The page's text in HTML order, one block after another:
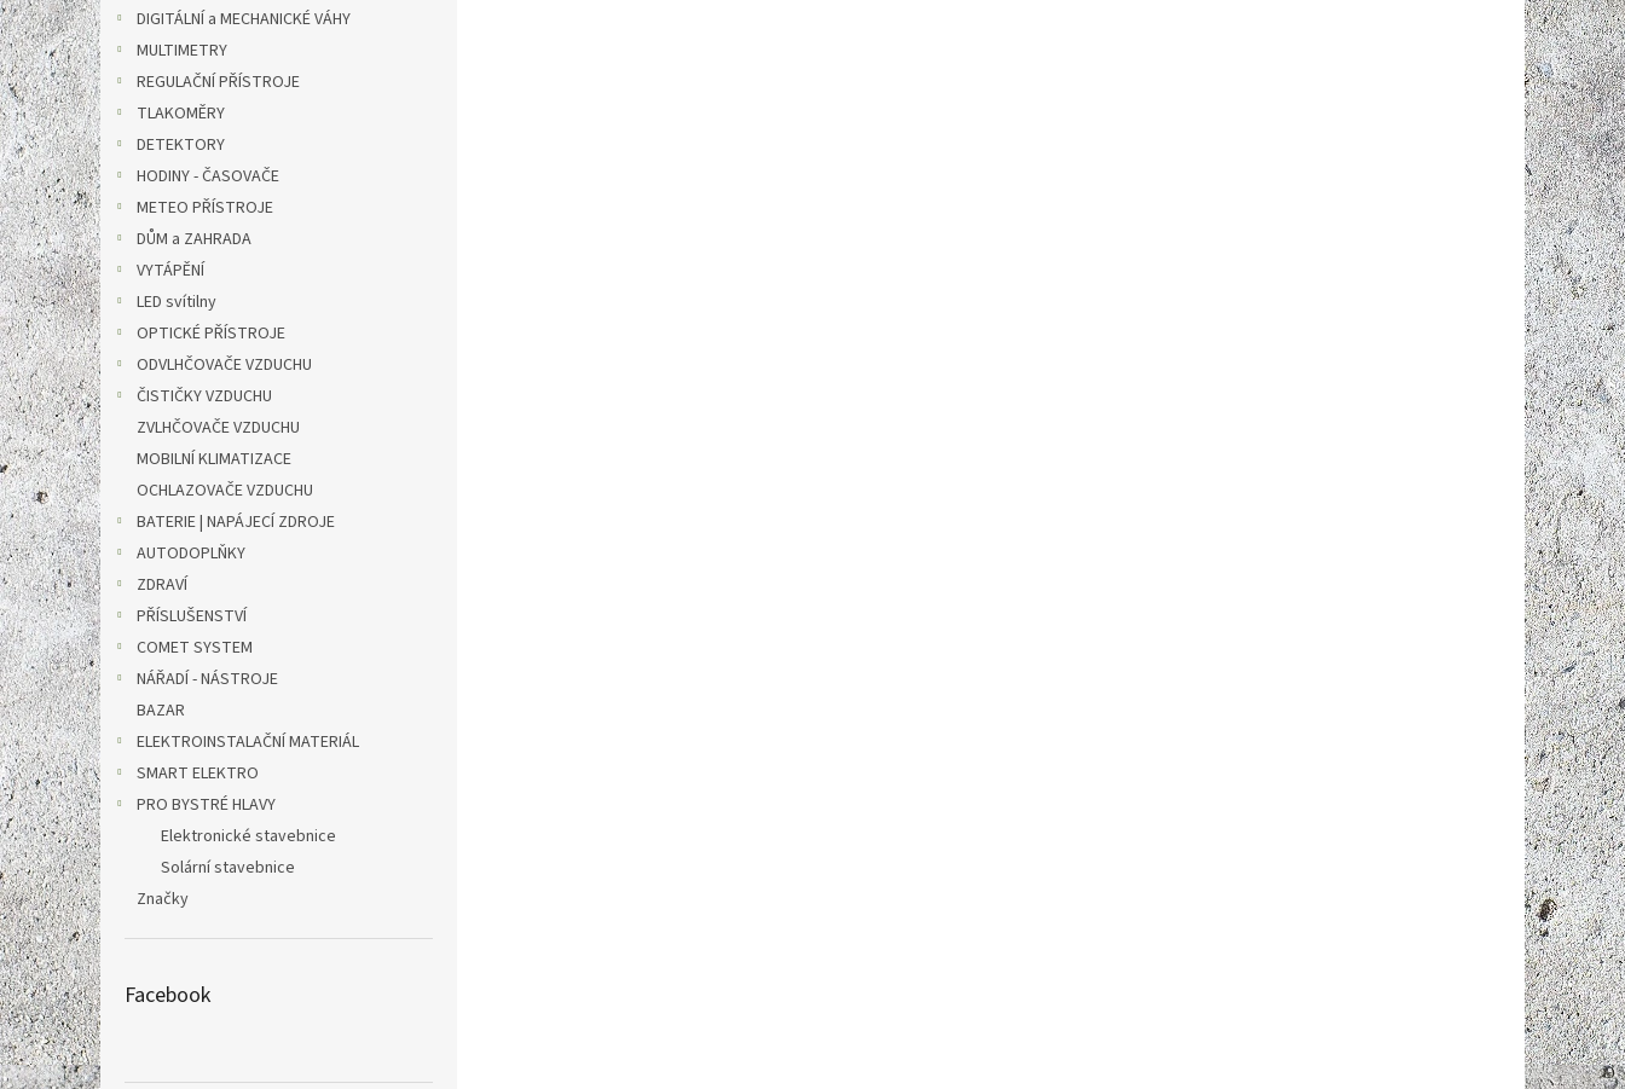
e
l
DIGITÁLNÍ a MECHANICKÉ VÁHY
MULTIMETRY
REGULAČNÍ PŘÍSTROJE
TLAKOMĚRY
DETEKTORY
HODINY - ČASOVAČE
METEO PŘÍSTROJE
DŮM a ZAHRADA
VYTÁPĚNÍ
LED svítilny
OPTICKÉ PŘÍSTROJE
ODVLHČOVAČE VZDUCHU
ČISTIČKY VZDUCHU
ZVLHČOVAČE VZDUCHU
MOBILNÍ KLIMATIZACE
OCHLAZOVAČE VZDUCHU
BATERIE | NAPÁJECÍ ZDROJE
AUTODOPLŇKY
ZDRAVÍ
PŘÍSLUŠENSTVÍ
COMET SYSTEM
NÁŘADÍ - NÁSTROJE
BAZAR
ELEKTROINSTALAČNÍ MATERIÁL
SMART ELEKTRO
PRO BYSTRÉ HLAVY
Elektronické stavebnice
Solární stavebnice
Značky
Facebook